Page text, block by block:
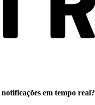
notificações em tempo real?